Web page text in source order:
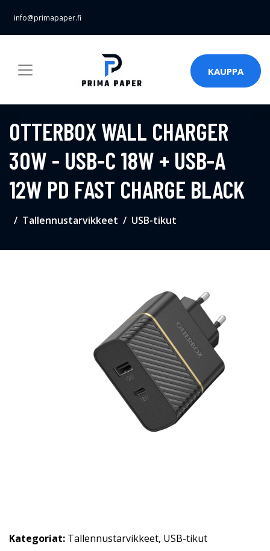
info@primapaper.fi
KAUPPA
OTTERBOX WALL CHARGER
30W - USB-C 18W + USB-A
12W PD FAST CHARGE BLACK
Tallennustarvikkeet USB-tikut
Kategoriat: Tallennustarvikkeet, USB-tikut